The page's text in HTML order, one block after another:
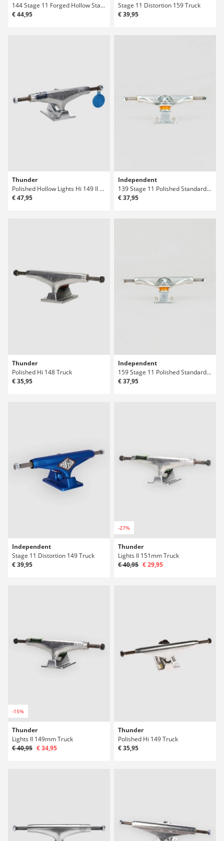
144 Stage 11 Forged Hollow Standard Truck
€ 44,95
Stage 11 Distortion 159 Truck
€ 39,95
Thunder
Polished Hollow Lights Hi 149 II Truck
€ 47,95
Independent
139 Stage 11 Polished Standard Truck
€ 37,95
Thunder
Polished Hi 148 Truck
€ 35,95
Independent
159 Stage 11 Polished Standard Truck
€ 37,95
Independent
Stage 11 Distortion 149 Truck
€ 39,95
-27%
Thunder
Lights II 151mm Truck
€ 40,95 € 29,95
-15%
Thunder
Lights II 149mm Truck
€ 40,95 € 34,95
Thunder
Polished Hi 149 Truck
€ 35,95